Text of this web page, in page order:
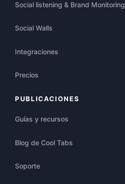
Social listening & Brand Monitoring
Social Walls
Integraciones
Precios
PUBLICACIONES
Guías y recursos
Blog de Cool Tabs
Soporte